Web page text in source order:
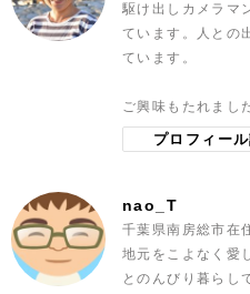
駆け出しカメラマ
ています。人との
ています。
ご興味もたれまし
プロフィー
nao_T
千葉県南房総市在
地元をこよなく愛
とのんびり暮らし